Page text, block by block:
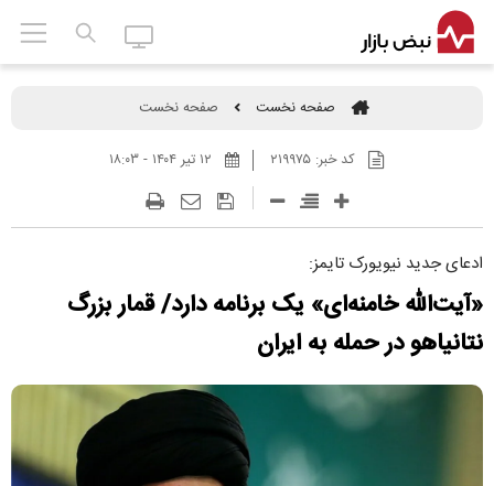
صفحه نخست صفحه نخست
کد خبر:۲۱۹۹۷۵
ادعای جدید نیویورک تایمز:
«آیت‌الله خامنه‌ای» یک برنامه دارد/ قمار بزرگ
نتانیاهو در حمله به ایران